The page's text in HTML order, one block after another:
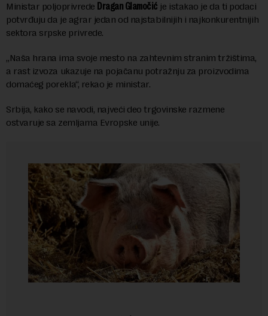
Ministar poljoprivrede Dragan Glamočić je istakao je da ti podaci
potvrđuju da je agrar jedan od najstabilnijih i najkonkurentnijih
sektora srpske privrede.
„Naša hrana ima svoje mesto na zahtevnim stranim tržištima,
a rast izvoza ukazuje na pojačanu potražnju za proizvodima
domaćeg porekla“, rekao je ministar.
Srbija, kako se navodi, najveći deo trgovinske razmene
ostvaruje sa zemljama Evropske unije.